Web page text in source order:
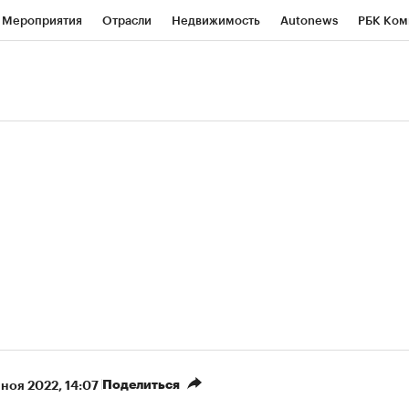
Мероприятия Отрасли Недвижимость Autonews РБК
ноя 2022, 14:07 Поделиться